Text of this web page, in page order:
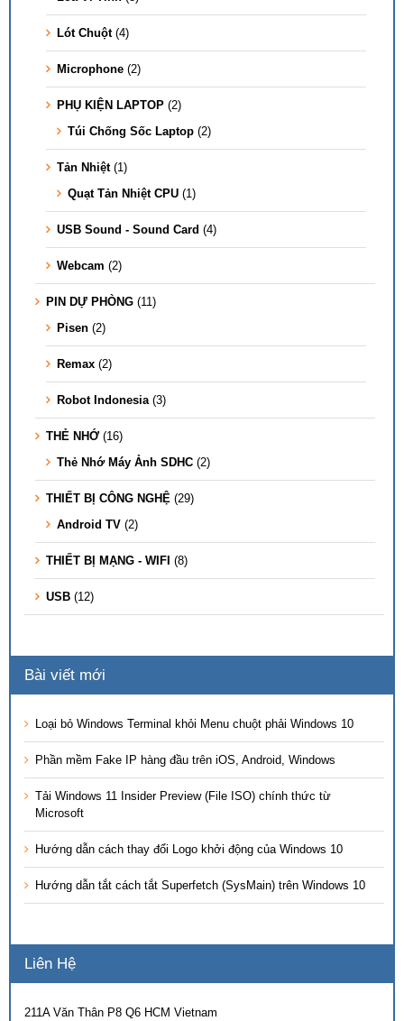
Lót Chuột (4)
Microphone (2)
PHỤ KIỆN LAPTOP (2)
Túi Chống Sốc Laptop (2)
Tản Nhiệt (1)
Quạt Tản Nhiệt CPU (1)
USB Sound - Sound Card (4)
Webcam (2)
PIN DỰ PHÒNG (11)
Pisen (2)
Remax (2)
Robot Indonesia (3)
THẺ NHỚ (16)
Thẻ Nhớ Máy Ảnh SDHC (2)
THIẾT BỊ CÔNG NGHỆ (29)
Android TV (2)
THIẾT BỊ MẠNG - WIFI (8)
USB (12)
Bài viết mới
Loại bỏ Windows Terminal khỏi Menu chuột phải Windows 10
Phần mềm Fake IP hàng đầu trên iOS, Android, Windows
Tải Windows 11 Insider Preview (File ISO) chính thức từ
Microsoft
Hướng dẫn cách thay đổi Logo khởi động của Windows 10
Hướng dẫn tắt cách tắt Superfetch (SysMain) trên Windows 10
Liên Hệ
211A Văn Thân P8 Q6 HCM Vietnam